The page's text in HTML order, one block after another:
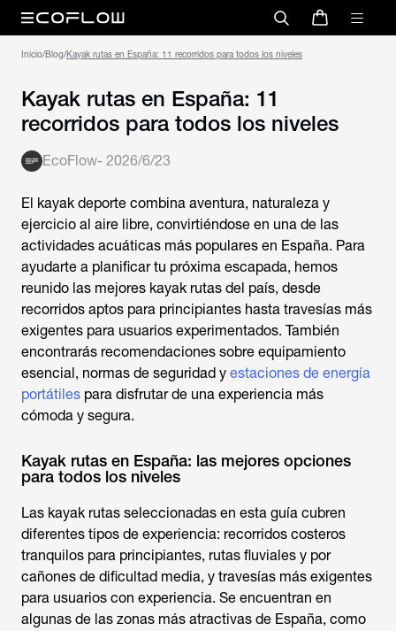
Inicio/Blog/Kayak rutas en España: 11 recorridos para todos los niveles
Kayak rutas en España: 11
recorridos para todos los niveles
EcoFlow- 2026/6/23
El kayak deporte combina aventura, naturaleza y
ejercicio al aire libre, convirtiéndose en una de las
actividades acuáticas más populares en España. Para
ayudarte a planificar tu próxima escapada, hemos
reunido las mejores kayak rutas del país, desde
recorridos aptos para principiantes hasta travesías más
exigentes para usuarios experimentados. También
encontrarás recomendaciones sobre equipamiento
esencial, normas de seguridad y estaciones de energía
portátiles para disfrutar de una experiencia más
cómoda y segura.
Kayak rutas en España: las mejores opciones
para todos los niveles
Las kayak rutas seleccionadas en esta guía cubren
diferentes tipos de experiencia: recorridos costeros
tranquilos para principiantes, rutas fluviales y por
cañones de dificultad media, y travesías más exigentes
para usuarios con experiencia. Se encuentran en
algunas de las zonas más atractivas de España, como